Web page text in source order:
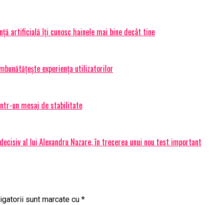
artificială îți cunosc hainele mai bine decât tine
experiența utilizatorilor
un mesaj de stabilitate
al lui Alexandru Nazare, în trecerea unui nou test important
sunt marcate cu *